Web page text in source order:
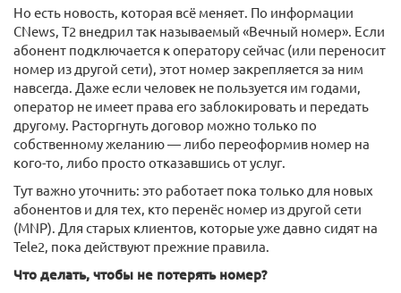
Но есть новость, которая всё меняет. По информации
CNews, T2 внедрил так называемый «Вечный номер». Если
абонент подключается к оператору сейчас (или переносит
номер из другой сети), этот номер закрепляется за ним
навсегда. Даже если человек не пользуется им годами,
оператор не имеет права его заблокировать и передать
другому. Расторгнуть договор можно только по
собственному желанию — либо переоформив номер на
кого-то, либо просто отказавшись от услуг.
Тут важно уточнить: это работает пока только для новых
абонентов и для тех, кто перенёс номер из другой сети
(MNP). Для старых клиентов, которые уже давно сидят на
Tele2, пока действуют прежние правила.
Что делать, чтобы не потерять номер?